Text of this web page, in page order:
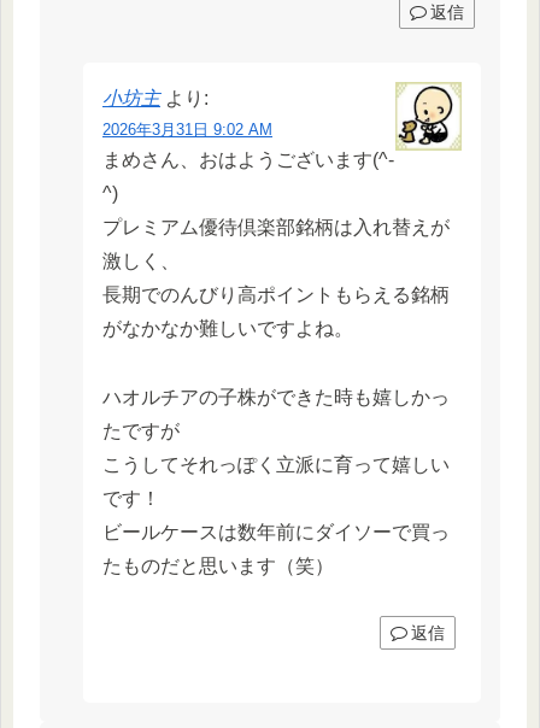
返信
小坊主 より:
2026年3月31日 9:02 AM
まめさん、おはようございます(^-
^)
プレミアム優待倶楽部銘柄は入れ替えが
激しく、
長期でのんびり高ポイントもらえる銘柄
がなかなか難しいですよね。
ハオルチアの子株ができた時も嬉しかっ
たですが
こうしてそれっぽく立派に育って嬉しい
です！
ビールケースは数年前にダイソーで買っ
たものだと思います（笑）
返信